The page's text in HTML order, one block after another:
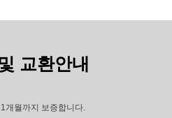
교환안내
개월까지 보증합니다.